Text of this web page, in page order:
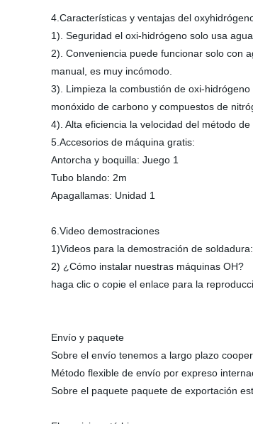
4.Características y ventajas del
1). Seguridad el oxi-hidrógeno solo usa
2). Conveniencia puede funcionar solo con
manual, es muy incómodo.
3). Limpieza la combustión de oxi-
monóxido de carbono y compuestos de
4). Alta eficiencia la velocidad del método
5.Accesorios de máquina gratis:
Antorcha y boquilla: Juego 1
Tubo blando: 2m
Apagallamas: Unidad 1
6.Video demostraciones
1)Videos para la demostración de
2) ¿Cómo instalar nuestras máquinas OH?
haga clic o copie el enlace para la
Envío y paquete
Sobre el envío tenemos a largo plazo
Método flexible de envío por expreso
Sobre el paquete paquete de exportación